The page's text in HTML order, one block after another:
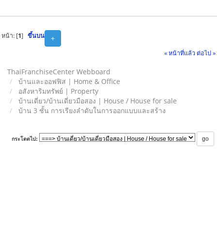
+
หน้า: [1] ขึ้นบน
« หน้าที่แล้ว ต่อไป »
ThaiFranchiseCenter Webboard
บ้านและออฟฟิส | Home & Office
อสังหาริมทรัพย์ | Property
บ้านเดี่ยว/บ้านเดี่ยวมือสอง | House / House for sale
บ้าน 3 ชั้น การเรียงลำดับในการออกแบบและสร้าง
กระโดดไป: